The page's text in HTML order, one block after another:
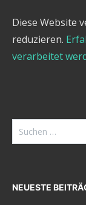
Diese Website
reduzieren.
verarbeitet
Suchen
nach:
NEUESTE